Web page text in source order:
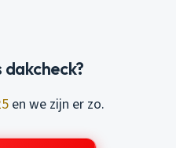
dakcheck?
en we zijn er zo.